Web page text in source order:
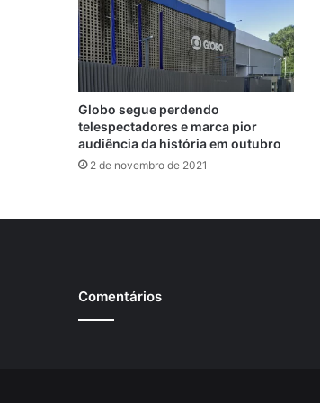
Globo segue perdendo
telespectadores e marca pior
audiência da história em outubro
2 de novembro de 2021
Comentários